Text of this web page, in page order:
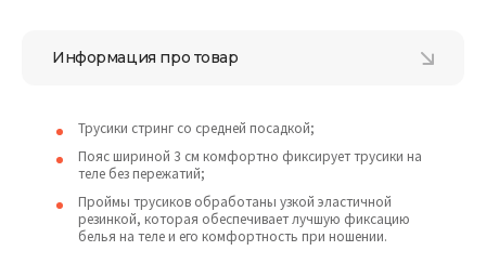
Информация про товар
Трусики стринг со средней посадкой;
Пояс шириной 3 см комфортно фиксирует трусики на
теле без пережатий;
Проймы трусиков обработаны узкой эластичной
резинкой, которая обеспечивает лучшую фиксацию
белья на теле и его комфортность при ношении.